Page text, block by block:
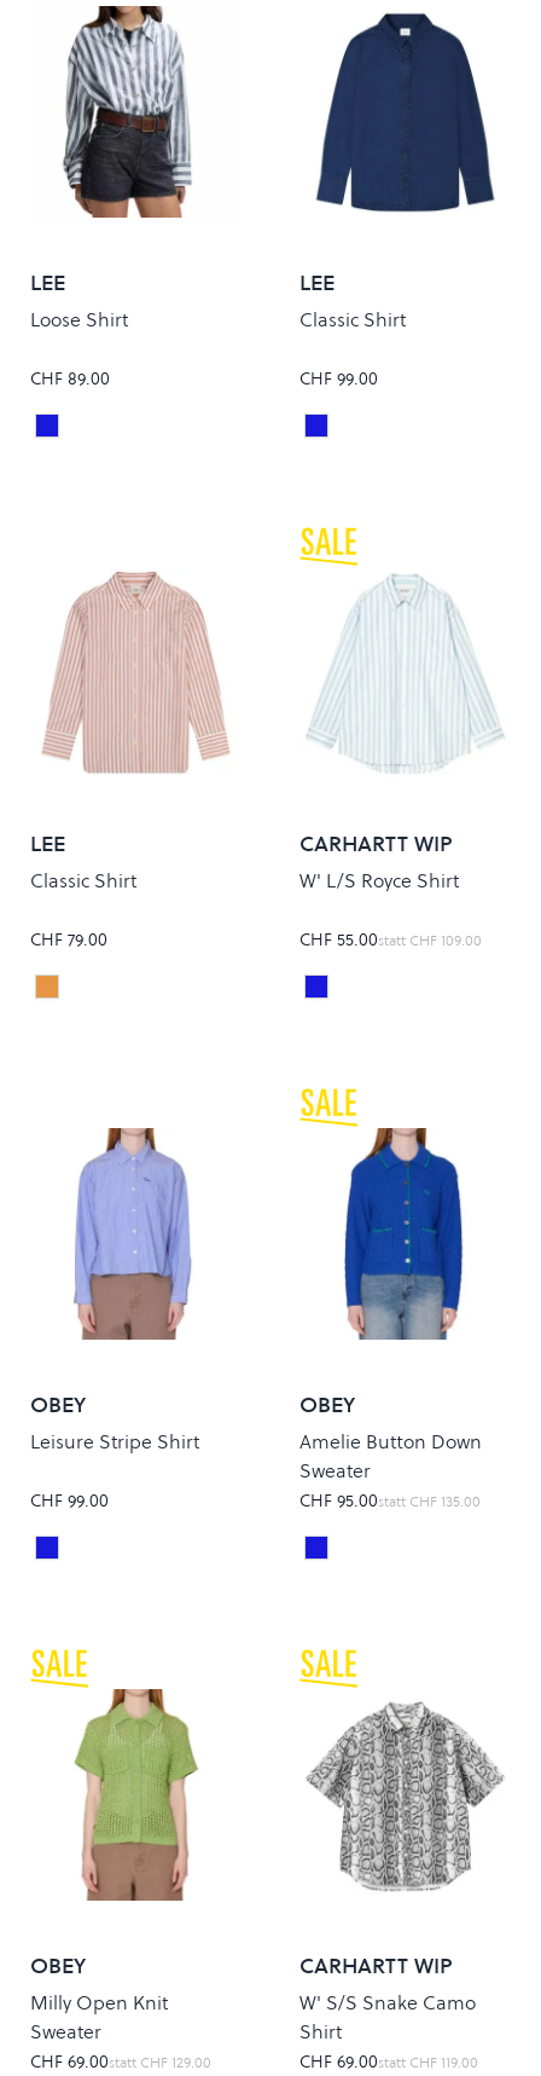
LEE
Loose Shirt
CHF 89.00
Colour
RIVET NAVY
LEE
Classic Shirt
CHF 99.00
Colour
SUNSET RIDE
LEE
Classic Shirt
CHF 79.00
Colour
MALLORY STRIPE
CARHARTT WIP
W' L/S Royce Shirt
CHF 55.00statt CHF 109.00
Colour
ROYCE STRIPE/ICARIA/
OBEY
Leisure Stripe Shirt
CHF 99.00
Colour
BLUE MULTI
OBEY
Amelie Button Down
Sweater
CHF 95.00statt CHF 135.00
Colour
Blue
OBEY
Milly Open Knit
Sweater
CHF 69.00statt CHF 129.00
CARHARTT WIP
W' S/S Snake Camo
Shirt
CHF 69.00statt CHF 119.00